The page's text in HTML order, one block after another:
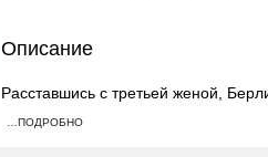
Описание
Расставшись с третьей женой,
участницу по имени Камерон. Там
…ПОДРОБНО